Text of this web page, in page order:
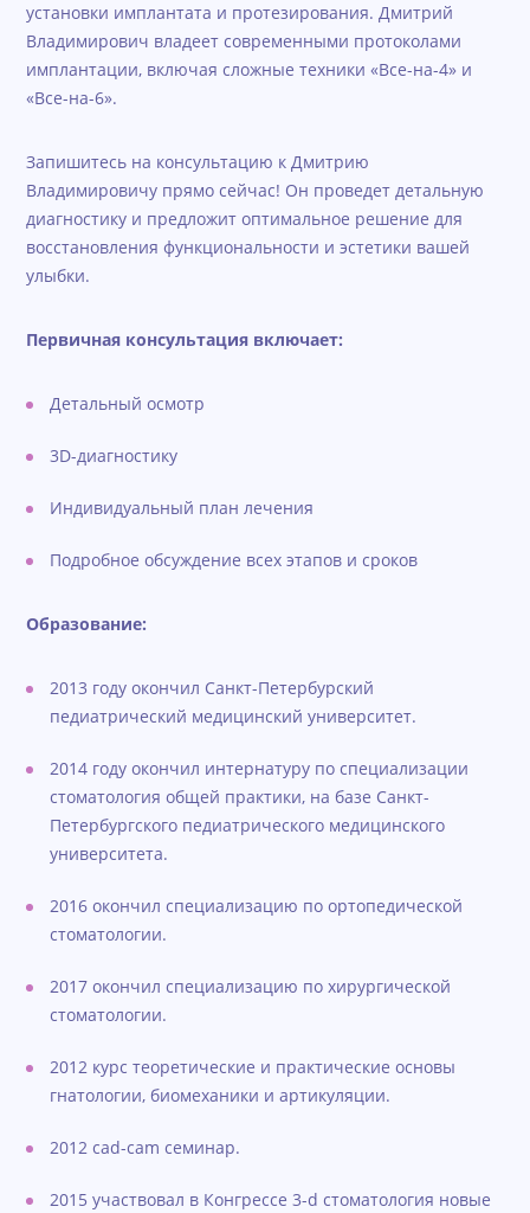
установки имплантата и протезирования. Дмитрий
Владимирович владеет современными протоколами
имплантации, включая сложные техники «Все-на-4» и
«Все-на-6».
Запишитесь на консультацию к Дмитрию
Владимировичу прямо сейчас! Он проведет детальную
диагностику и предложит оптимальное решение для
восстановления функциональности и эстетики вашей
улыбки.
Первичная консультация включает:
Детальный осмотр
3D-диагностику
Индивидуальный план лечения
Подробное обсуждение всех этапов и сроков
Образование:
2013 году окончил Санкт-Петербурский
педиатрический медицинский университет.
2014 году окончил интернатуру по специализации
стоматология общей практики, на базе Санкт-
Петербургского педиатрического медицинского
университета.
2016 окончил специализацию по ортопедической
стоматологии.
2017 окончил специализацию по хирургической
стоматологии.
2012 курс теоретические и практические основы
гнатологии, биомеханики и артикуляции.
2012 cad-cam семинар.
2015 участвовал в Конгрессе 3-d стоматология новые